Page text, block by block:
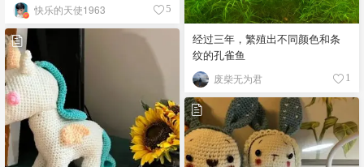
快乐的天使1963 5
经过三年，繁殖出不同颜色和条
纹的孔雀鱼
废柴无为君 1